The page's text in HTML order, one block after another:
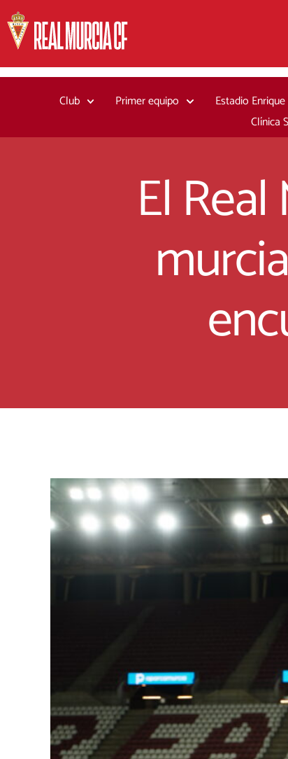
al
contenido
Club Primer equipo Estadio
Clínica
El